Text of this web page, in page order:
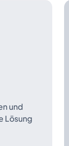
und
Lösung